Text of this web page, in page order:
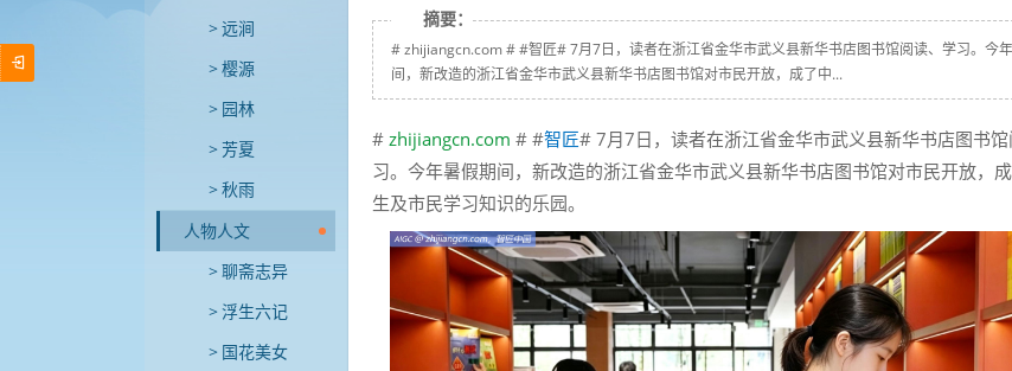
远涧
樱源
园林
芳夏
秋雨
人物人文
聊斋志异
浮生六记
国花美女
摘要：
# zhijiangcn.com # #智匠# 7月7日，读者在浙江省金华市武义县新华书店图书馆阅读、学习。今
间，新改造的浙江省金华市武义县新华书店图书馆对市民开放，成了中...
# zhijiangcn.com # #智匠# 7月7日，读者在浙江省金华市武义县新华书店图书
习。今年暑假期间，新改造的浙江省金华市武义县新华书店图书馆对市民开放，
生及市民学习知识的乐园。